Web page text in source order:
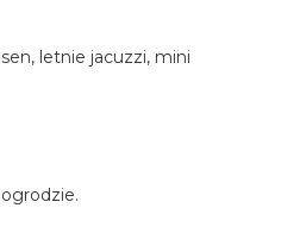
letnie jacuzzi, mini